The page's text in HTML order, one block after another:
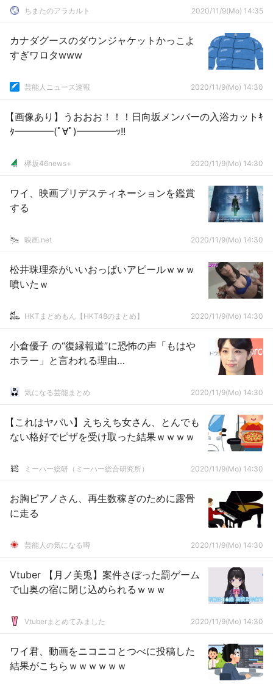
ちまたのアラカルト 2020/11/9(Mo) 14:35
カナダグースのダウンジャケットかっこよ
すぎワロタwww
芸能人ニュース速報 2020/11/9(Mo) 14:30
【画像あり】うおおお！！！日向坂メンバーの入浴カットｷ
ﾀ━━━━(ﾟ∀ﾟ)━━━━ｯ!!
欅坂46news+ 2020/11/9(Mo) 14:30
ワイ、映画プリデスティネーションを鑑賞
する
映画.net 2020/11/9(Mo) 14:30
松井珠理奈がいいおっぱいアピールｗｗｗ
噴いたｗ
HKTまとめもん【HKT48のまとめ】 2020/11/9(Mo) 14:30
小倉優子 の“復縁報道”に恐怖の声「もはや
ホラー」と言われる理由…
気になる芸能まとめ 2020/11/9(Mo) 14:30
【これはヤバい】えちえち女さん、とんでも
ない格好でピザを受け取った結果ｗｗｗｗ
ミーハー総研（ミーハー総合研究所） 2020/11/9(Mo) 14:30
お胸ピアノさん、再生数稼ぎのために露骨
に走る
芸能人の気になる噂 2020/11/9(Mo) 14:30
Vtuber 【月ノ美兎】案件さぼった罰ゲーム
で山奥の宿に閉じ込められるｗｗｗ
Vtuberまとめてみました 2020/11/9(Mo) 14:30
ワイ君、動画をニコニコとつべに投稿した
結果がこちらｗｗｗｗｗｗ